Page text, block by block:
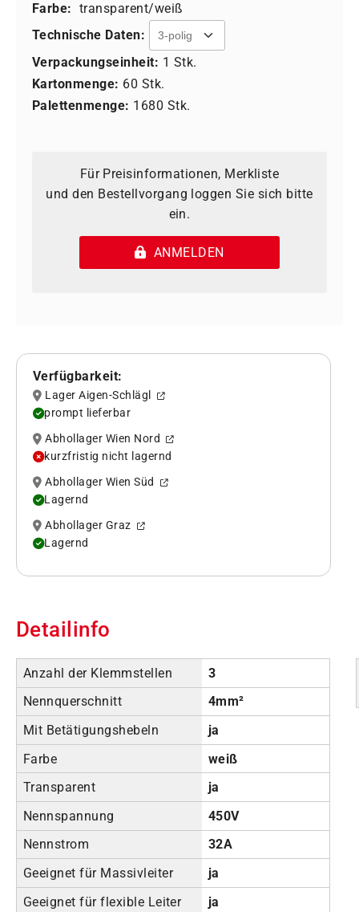
Verfügbarkeit:
Lager Aigen-Schlägl
prompt lieferbar
Abhollager Wien Nord
kurzfristig nicht lagernd
Abhollager Wien Süd
Lagernd
Abhollager Graz
Lagernd
Farbe: transparent/weiß
Technische Daten:
Verpackungseinheit: 1 Stk.
Kartonmenge: 60 Stk.
Palettenmenge: 1680 Stk.
Für Preisinformationen, Merkliste
und den Bestellvorgang loggen Sie sich bitte
ein.
ANMELDEN
Detailinfo
Anzahl der Klemmstellen
3
Nennquerschnitt
4mm²
Mit Betätigungshebeln
ja
Farbe
weiß
Transparent
ja
Nennspannung
450V
Nennstrom
32A
Geeignet für Massivleiter
ja
Geeignet für flexible Leiter
ja